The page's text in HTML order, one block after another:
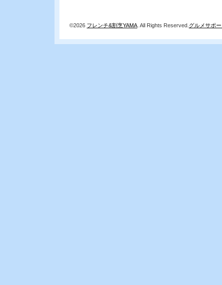
©2026 フレンチ&割烹YAMA . All Rights Reserved. グルメサポ